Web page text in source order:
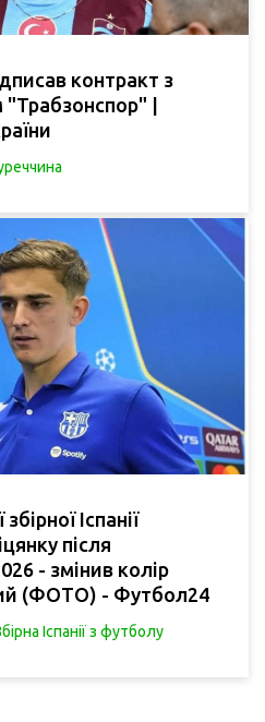
контракт з
"Трабзонспор" |
Іспанії
після
- змінив колір
(ФОТО) - Футбол24
Іспанії з футболу